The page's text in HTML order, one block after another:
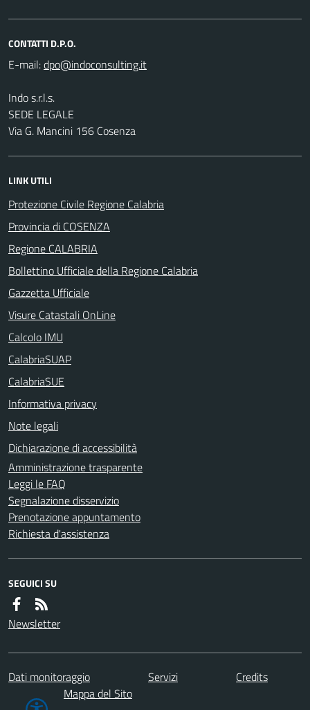
CONTATTI D.P.O.
E-mail:
Indo s.r.l.s.
SEDE LEGALE
Via G. Mancini 156 Cosenza
LINK UTILI
Protezione Civile Regione Calabria
Provincia di COSENZA
Regione CALABRIA
Bollettino Ufficiale della Regione Calabria
Gazzetta Ufficiale
Visure Catastali OnLine
Calcolo IMU
CalabriaSUAP
CalabriaSUE
Informativa privacy
Note legali
Dichiarazione di accessibilità
Amministrazione trasparente
Leggi le FAQ
Segnalazione disservizio
Prenotazione appuntamento
Richiesta d'assistenza
SEGUICI SU
Newsletter
Dati monitoraggio Servizi
Credits
Mappa del Sito